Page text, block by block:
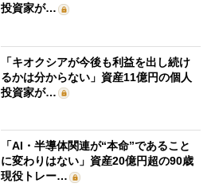
投資家が…
「キオクシアが今後も利益を出し続け
るかは分からない」資産11億円の個人
投資家が…
「AI・半導体関連が“本命”であること
に変わりはない」資産20億円超の90歳
現役トレー…